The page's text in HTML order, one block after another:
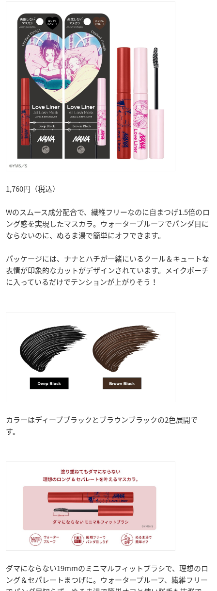
1,760円（税込）
Wのスムース成分配合で、繊維フリーなのに自まつげ1.5倍のロ
ング感を実現したマスカラ。ウォータープルーフでパンダ目に
ならないのに、ぬるま湯で簡単にオフできます。
パッケージには、ナナとハチが一緒にいるクール＆キュートな
表情が印象的なカットがデザインされています。メイクポーチ
に入っているだけでテンションが上がりそう！
カラーはディープブラックとブラウンブラックの2色展開で
す。
ダマにならない19mmのミニマルフィットブラシで、理想のロ
ング＆セパレートまつげに。ウォータープルーフ、繊維フリー